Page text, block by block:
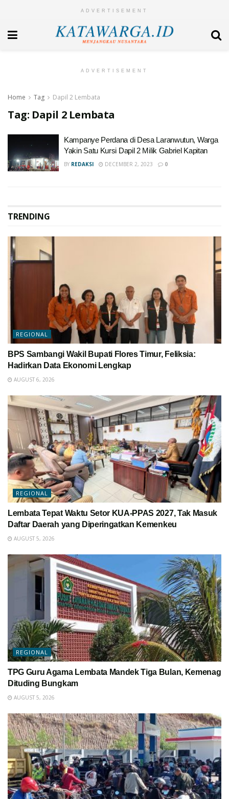
ADVERTISEMENT
ADVERTISEMENT
Home Tag Dapil 2 Lembata
Tag: Dapil 2 Lembata
Kampanye Perdana di Desa Laranwutun, Warga
Yakin Satu Kursi Dapil 2 Milik Gabriel Kapitan
BY REDAKSI DECEMBER 2, 2023 0
TRENDING
REGIONAL
BPS Sambangi Wakil Bupati Flores Timur, Feliksia:
Hadirkan Data Ekonomi Lengkap
AUGUST 6, 2026
REGIONAL
Lembata Tepat Waktu Setor KUA-PPAS 2027, Tak Masuk
Daftar Daerah yang Diperingatkan Kemenkeu
AUGUST 5, 2026
REGIONAL
TPG Guru Agama Lembata Mandek Tiga Bulan, Kemenag
Dituding Bungkam
AUGUST 5, 2026